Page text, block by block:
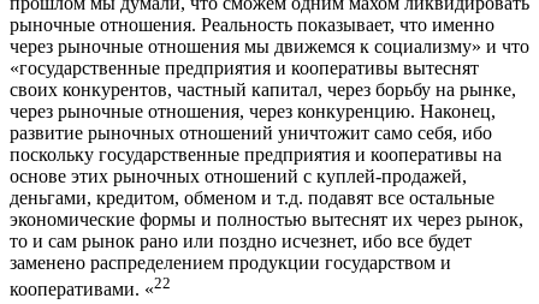
рыночные отношения. Реальность показывает, что именно
через рыночные отношения мы движемся к социализму» и что
«государственные предприятия и кооперативы вытеснят
своих конкурентов, частный капитал, через борьбу на рынке,
через рыночные отношения, через конкуренцию. Наконец,
развитие рыночных отношений уничтожит само себя, ибо
поскольку государственные предприятия и кооперативы на
основе этих рыночных отношений с куплей-продажей,
деньгами, кредитом, обменом и т.д. подавят все остальные
экономические формы и полностью вытеснят их через рынок,
то и сам рынок рано или поздно исчезнет, ибо все будет
заменено распределением продукции государством и
кооперативами. «22